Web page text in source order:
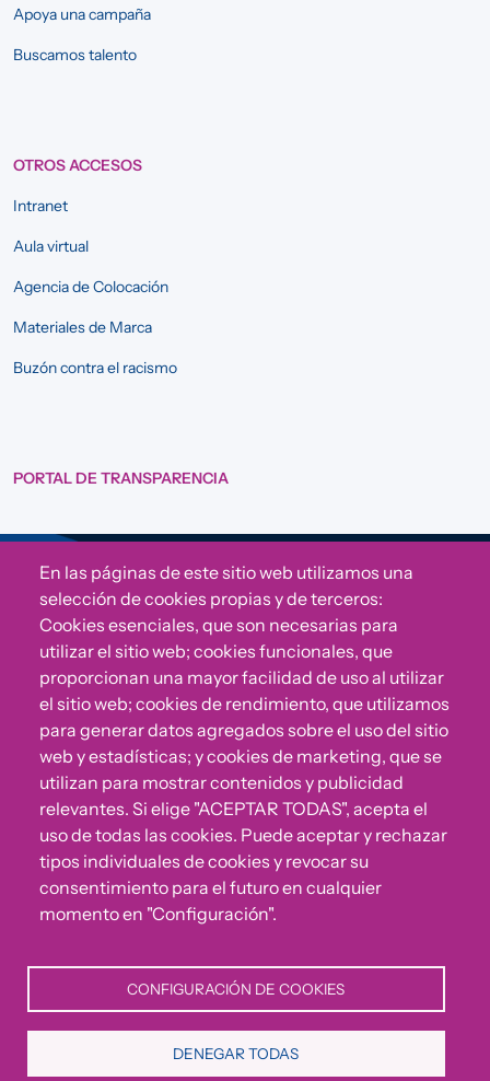
Apoya una campaña
Buscamos talento
OTROS ACCESOS
Intranet
Aula virtual
Agencia de Colocación
Materiales de Marca
Buzón contra el racismo
PORTAL DE TRANSPARENCIA
Sigue a Comunidad CONVIVE
¿Algo no va bien?
Puedes reportar incumplimientos del Código Ético u
otras irregularidades que detectes en nuestra Fundación.
Canal de denuncias
En las páginas de este sitio web utilizamos una
selección de cookies propias y de terceros:
Cookies esenciales, que son necesarias para
utilizar el sitio web; cookies funcionales, que
proporcionan una mayor facilidad de uso al utilizar
el sitio web; cookies de rendimiento, que utilizamos
para generar datos agregados sobre el uso del sitio
web y estadísticas; y cookies de marketing, que se
utilizan para mostrar contenidos y publicidad
relevantes. Si elige "ACEPTAR TODAS", acepta el
uso de todas las cookies. Puede aceptar y rechazar
tipos individuales de cookies y revocar su
consentimiento para el futuro en cualquier
momento en "Configuración".
CONFIGURACIÓN DE COOKIES
DENEGAR TODAS